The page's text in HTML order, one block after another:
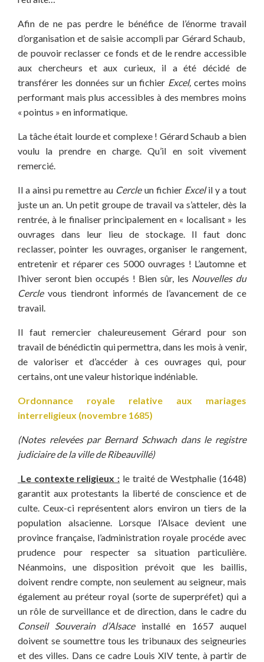
Afin de ne pas perdre le bénéfice de l’énorme travail
d’organisation et de saisie accompli par Gérard Schaub,
de pouvoir reclasser ce fonds et de le rendre accessible
aux chercheurs et aux curieux, il a été décidé de
transférer les données sur un fichier Excel,certes moins
performant mais plus accessibles à des membres moins
« pointus » en informatique.
La tâche était lourde et complexe ! Gérard Schaub a bien
voulu la prendre en charge. Qu’il en soit vivement
remercié.
Il a ainsi pu remettre au Cercleun fichier Excelil y a tout
juste un an. Un petit groupe de travail va s’atteler, dès la
rentrée, à le finaliser principalement en « localisant » les
ouvrages dans leur lieu de stockage. Il faut donc
reclasser, pointer les ouvrages, organiser le rangement,
entretenir et réparer ces 5000 ouvrages ! L’automne et
l’hiver seront bien occupés ! Bien sûr, les Nouvelles du
Cercle vous tiendront informés de l’avancement de ce
travail.
Il faut remercier chaleureusement Gérard pour son
travail de bénédictin qui permettra, dans les mois à venir,
de valoriser et d’accéder à ces ouvrages qui, pour
certains, ont une valeur historique indéniable.
Ordonnance royale relative aux mariages
interreligieux (novembre 1685)
(Notes relevées par Bernard Schwach dans le registre
judiciaire de la ville de Ribeauvillé)
Le contexte religieux : le traité de Westphalie (1648)
garantit aux protestants la liberté de conscience et de
culte. Ceux-ci représentent alors environ un tiers de la
population alsacienne. Lorsque l’Alsace devient une
province française, l’administration royale procéde avec
prudence pour respecter sa situation particulière.
Néanmoins, une disposition prévoit que les baillis,
doivent rendre compte, non seulement au seigneur, mais
également au préteur royal (sorte de superpréfet) qui a
un rôle de surveillance et de direction, dans le cadre du
Conseil Souverain d’Alsaceinstallé en 1657 auquel
doivent se soumettre tous les tribunaux des seigneuries
et des villes. Dans ce cadre Louis XIV tente, à partir de